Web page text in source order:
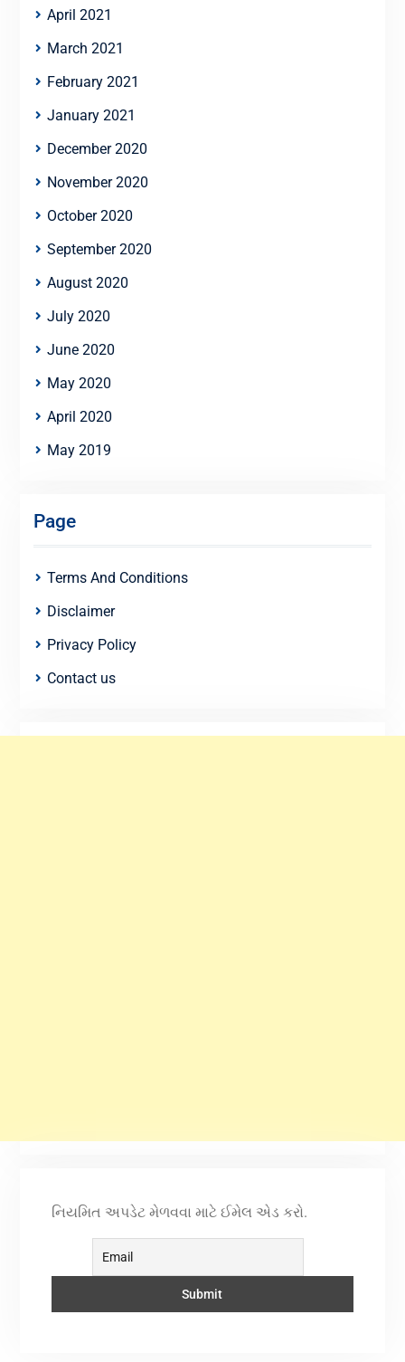
April 2021
March 2021
February 2021
January 2021
December 2020
November 2020
October 2020
September 2020
August 2020
July 2020
June 2020
May 2020
April 2020
May 2019
Page
Terms And Conditions
Disclaimer
Privacy Policy
Contact us
નિયમિત અપડેટ મેળવવા માટે ઈમેલ એડ કરો.